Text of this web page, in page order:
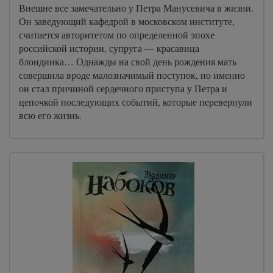
Внешне все замечательно у Петра Манусевича в жизни.
Он заведующий кафедрой в московском институте,
считается авторитетом по определенной эпохе
российской истории, супруга — красавица
блондинка… Однажды на свой день рождения мать
совершила вроде малозначимый поступок, но именно
он стал причиной сердечного приступа у Петра и
цепочкой последующих событий, которые перевернули
всю его жизнь.